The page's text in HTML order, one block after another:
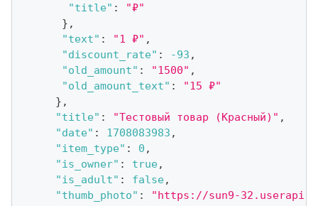
"title" :
"₽"
} ,
"text" : "1 ₽" ,
"discount_rate" : -93 ,
"old_amount" : "1500" ,
"old_amount_text" :
"15 ₽"
} ,
"title" : "Тестовый товар (Красный)" ,
"date" : 1708083983 ,
"item_type" : 0 ,
"is_owner" : true,
"is_adult" : false,
"thumb_photo" :
"https://sun9-32.userapi.com/